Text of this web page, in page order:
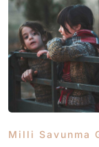
Milli Savunma